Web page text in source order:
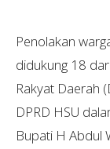
Penolakan
didukung 18
Rakyat Daerah
DPRD HSU
Bupati H Abdul